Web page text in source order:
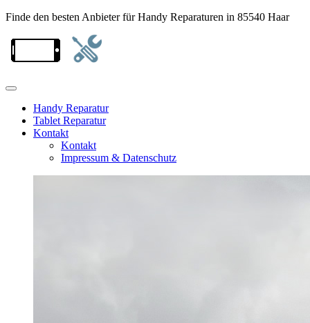
Finde den besten Anbieter für Handy Reparaturen in 85540 Haar
Handy Reparatur
Tablet Reparatur
Kontakt
Kontakt
Impressum & Datenschutz